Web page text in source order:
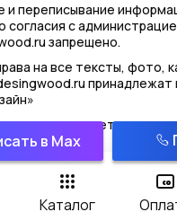
и переписывание
согласия с
запрещено.
на все тексты, фото,
принадлежат
могут иметь
на сайте!
в Max
Каталог